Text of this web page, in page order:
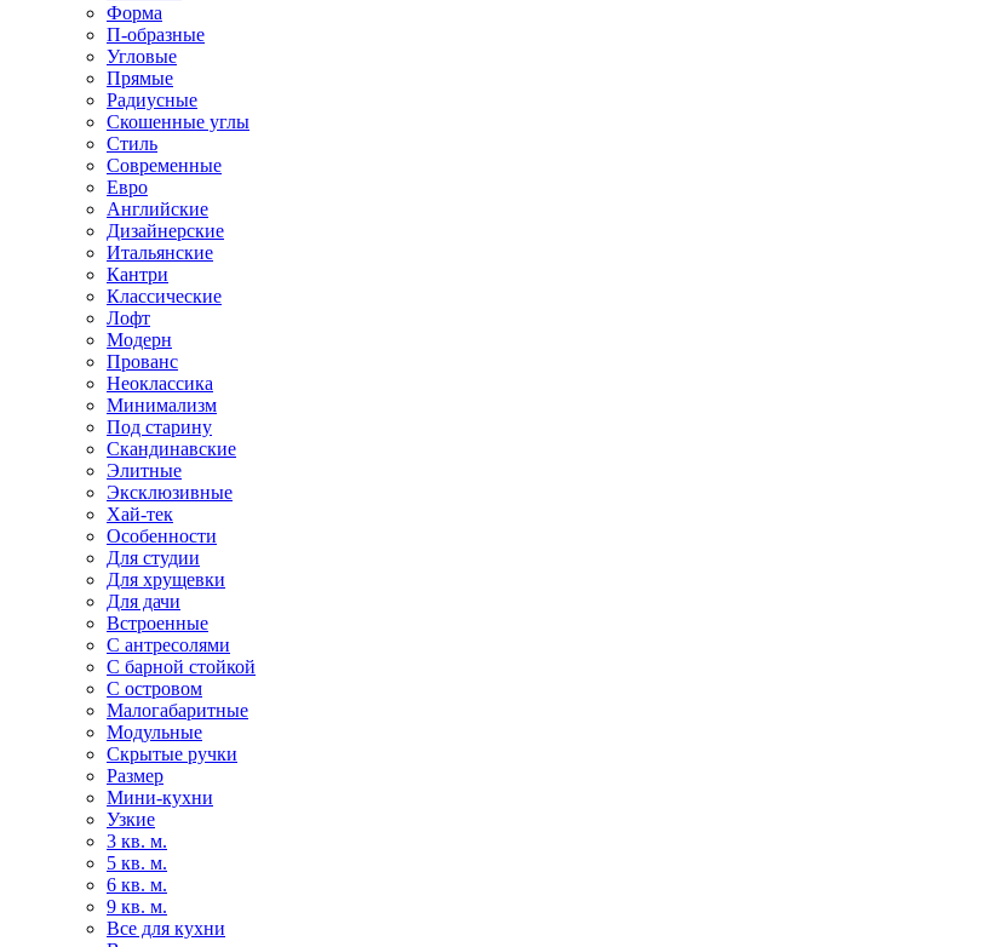
Форма
П-образные
Угловые
Прямые
Радиусные
Скошенные углы
Стиль
Современные
Евро
Английские
Дизайнерские
Итальянские
Кантри
Классические
Лофт
Модерн
Прованс
Неоклассика
Минимализм
Под старину
Скандинавские
Элитные
Эксклюзивные
Хай-тек
Особенности
Для студии
Для хрущевки
Для дачи
Встроенные
С антресолями
С барной стойкой
С островом
Малогабаритные
Модульные
Скрытые ручки
Размер
Мини-кухни
Узкие
3 кв. м.
5 кв. м.
6 кв. м.
9 кв. м.
Все для кухни